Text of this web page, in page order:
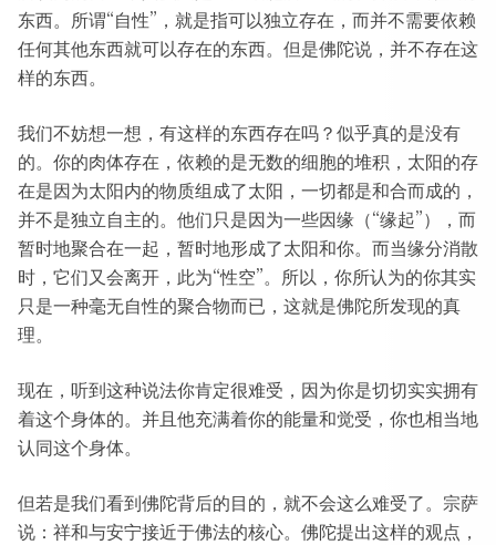
东西。所谓“自性”，就是指可以独立存在，而并不需要依赖
任何其他东西就可以存在的东西。但是佛陀说，并不存在这
样的东西。
我们不妨想一想，有这样的东西存在吗？似乎真的是没有
的。你的肉体存在，依赖的是无数的细胞的堆积，太阳的存
在是因为太阳内的物质组成了太阳，一切都是和合而成的，
并不是独立自主的。他们只是因为一些因缘（“缘起”），而
暂时地聚合在一起，暂时地形成了太阳和你。而当缘分消散
时，它们又会离开，此为“性空”。所以，你所认为的你其实
只是一种毫无自性的聚合物而已，这就是佛陀所发现的真
理。
现在，听到这种说法你肯定很难受，因为你是切切实实拥有
着这个身体的。并且他充满着你的能量和觉受，你也相当地
认同这个身体。
但若是我们看到佛陀背后的目的，就不会这么难受了。宗萨
说：祥和与安宁接近于佛法的核心。佛陀提出这样的观点，